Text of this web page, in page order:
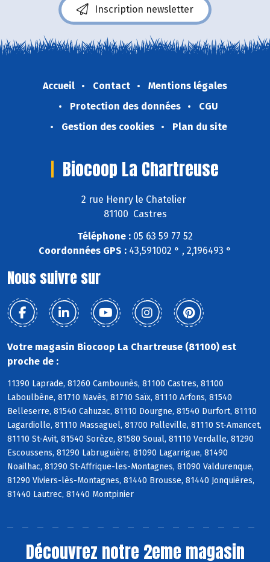
Inscription newsletter
Accueil Contact
Mentions légales
Protection des données
CGU
Gestion des cookies
Plan du site
Biocoop La Chartreuse
2 rue Henry le Chatelier
81100 Castres
Téléphone : 05 63 59 77 52
Coordonnées GPS : 43,591002 ° , 2,196493 °
Nous suivre sur
Votre magasin Biocoop La Chartreuse (81100) est
proche de :
11390 Laprade, 81260 Cambounès, 81100 Castres, 81100
Laboulbène, 81710 Navès, 81710 Saïx, 81110 Arfons, 81540
Belleserre, 81540 Cahuzac, 81110 Dourgne, 81540 Durfort, 81110
Lagardiolle, 81110 Massaguel, 81700 Palleville, 81110 St-Amancet,
81110 St-Avit, 81540 Sorèze, 81580 Soual, 81110 Verdalle, 81290
Escoussens, 81290 Labruguière, 81090 Lagarrigue, 81490
Noailhac, 81290 St-Affrique-les-Montagnes, 81090 Valdurenque,
81290 Viviers-lès-Montagnes, 81440 Brousse, 81440 Jonquières,
81440 Lautrec, 81440 Montpinier
Découvrez notre 2eme magasin